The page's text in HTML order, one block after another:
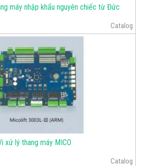
máy nhập khẩu nguyên chiếc từ Đức
Catalog
xử lý thang máy MICO
Catalog